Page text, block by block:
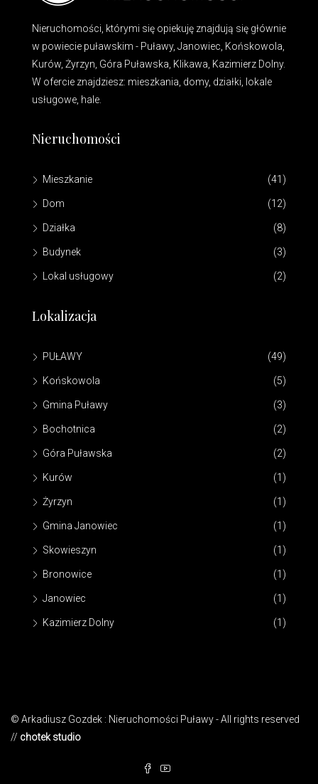
Nieruchomości, którymi się opiekuję znajdują się głównie
w powiecie puławskim - Puławy, Janowiec, Końskowola,
Kurów, Żyrzyn, Góra Puławska, Klikawa, Kazimierz Dolny.
W ofercie znajdziesz: mieszkania, domy, działki, lokale
usługowe, hale.
Nieruchomości
Mieszkanie (41)
Dom (12)
Działka (8)
Budynek (3)
Lokal usługowy (2)
Lokalizacja
PUŁAWY (49)
Końskowola (5)
Gmina Puławy (3)
Bochotnica (2)
Góra Puławska (2)
Kurów (1)
Żyrzyn (1)
Gmina Janowiec (1)
Skowieszyn (1)
Bronowice (1)
Janowiec (1)
Kazimierz Dolny (1)
© Arkadiusz Gozdek : Nieruchomości Puławy - All rights reserved
// chotek studio